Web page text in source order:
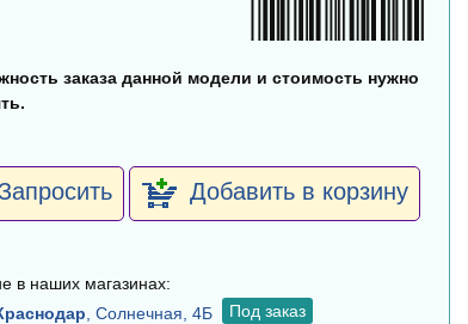
заказа данной модели и стоимость нужно
Запросить Добавить в корзину
в наших магазинах:
, Солнечная, 4Б
Под заказ